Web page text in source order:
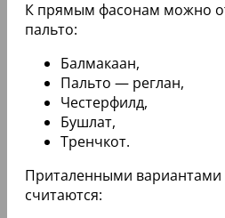
К прямым фасонам можно
пальто:
Балмакаан,
Пальто — реглан,
Честерфилд,
Бушлат,
Тренчкот.
Приталенными
считаются: